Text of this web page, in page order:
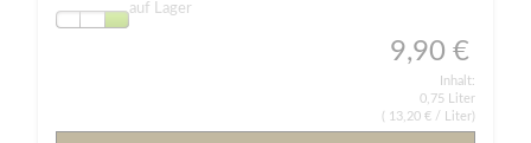
auf Lager
9,90 €
Inhalt:
0,75 Liter
13,20 € / Liter)